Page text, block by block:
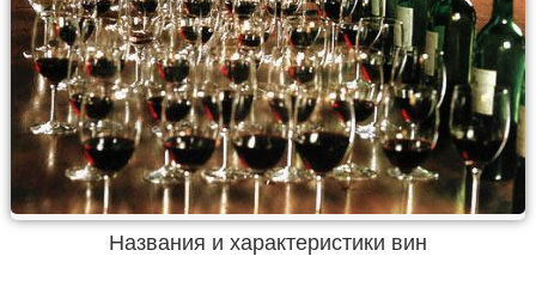
Названия и характеристики вин